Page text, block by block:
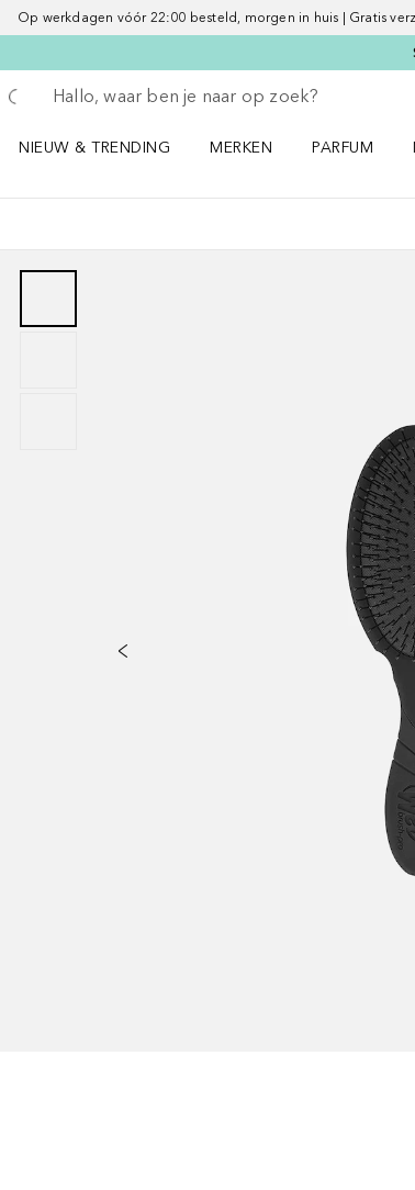
Op werkdagen vóór 22:00 besteld, morgen in huis | Gratis
Ga terug
Zoekopdracht uitvoeren
NIEUW & TRENDING
MERKEN
PARFUM